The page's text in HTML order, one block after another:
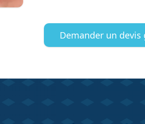
Demander un